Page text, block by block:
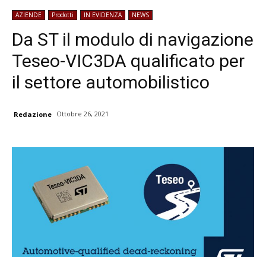
AZIENDE Prodotti IN EVIDENZA NEWS
Da ST il modulo di navigazione
Teseo-VIC3DA qualificato per
il settore automobilistico
Redazione Ottobre 26, 2021